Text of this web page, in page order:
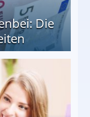
Die